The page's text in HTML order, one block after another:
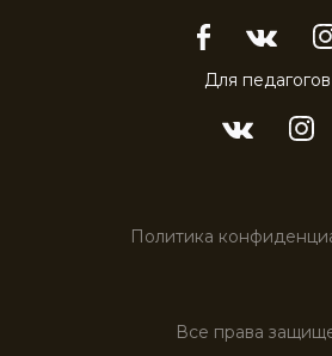
Для педагогов
Политика
Все права